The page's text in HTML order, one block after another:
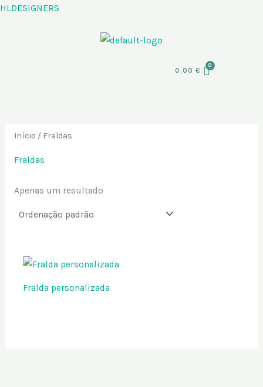
Skip
HLDESIGNERS
0.00€
P
a
o
Início / Fraldas
Fraldas
Apenas um resultado
Fralda personalizada